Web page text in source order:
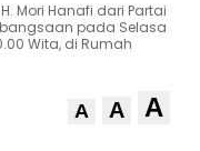
Mori Hanafi dari Partai
pada Selasa
Wita, di Rumah
A A A